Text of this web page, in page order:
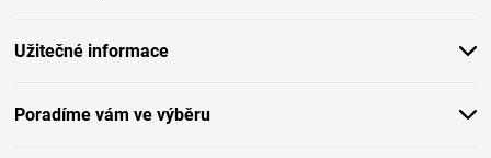
Užitečné informace
Poradíme vám ve výběru